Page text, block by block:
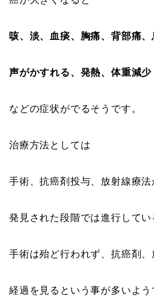
咳、淡、血痰、胸痛、背部痛、
声がかすれる、発熱、体重減少
などの症状がでるそうです。
治療方法としては
手術、抗癌剤投与、放射線療法
発見された段階では進行してい
手術は殆ど行われず、抗癌剤
経過を見るという事が多いよう